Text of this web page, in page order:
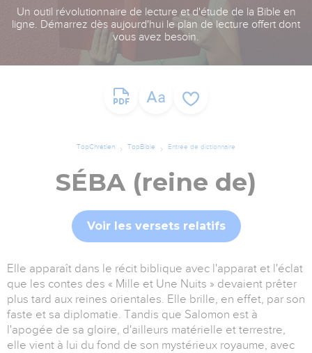
Un outil révolutionnaire de lecture et d'étude de la Bible en
ligne. Démarrez dès aujourd'hui le plan de lecture offert dont
vous avez besoin.
TopChrétien TopBible Entrée de dictionnaire
SÉBA (reine de)
Voir les versets relatifs
Elle apparaît dans le récit biblique avec l'apparat et l'éclat
que les contes des « Mille et Une Nuits » devaient prêter
plus tard aux reines orientales. Elle brille, en effet, par son
faste et sa diplomatie. Tandis que Salomon est à
l'apogée de sa gloire, d'ailleurs matérielle et terrestre,
elle vient à lui du fond de son mystérieux royaume, avec